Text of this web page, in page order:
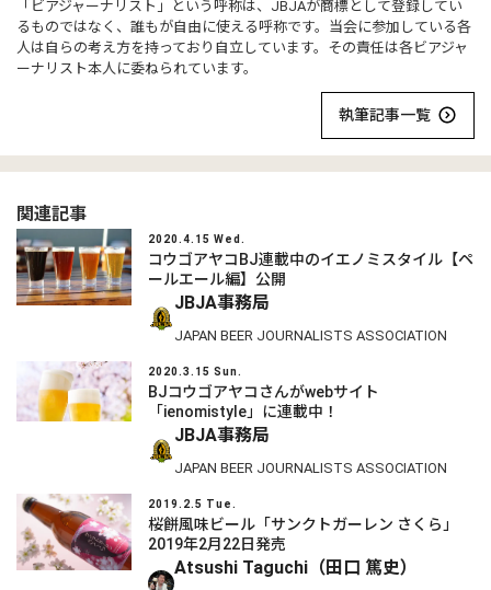
「ビアジャーナリスト」という呼称は、JBJAが商標として登録してい
るものではなく、誰もが自由に使える呼称です。当会に参加している各
人は自らの考え方を持っており自立しています。その責任は各ビアジャ
ーナリスト本人に委ねられています。
執筆記事一覧
関連記事
2020.4.15 Wed.
コウゴアヤコBJ連載中のイエノミスタイル【ペ
ールエール編】公開
JBJA事務局
JAPAN BEER JOURNALISTS ASSOCIATION
2020.3.15 Sun.
BJコウゴアヤコさんがwebサイト
「ienomistyle」に連載中！
JBJA事務局
JAPAN BEER JOURNALISTS ASSOCIATION
2019.2.5 Tue.
桜餅風味ビール「サンクトガーレン さくら」
2019年2月22日発売
Atsushi Taguchi（田口 篤史）